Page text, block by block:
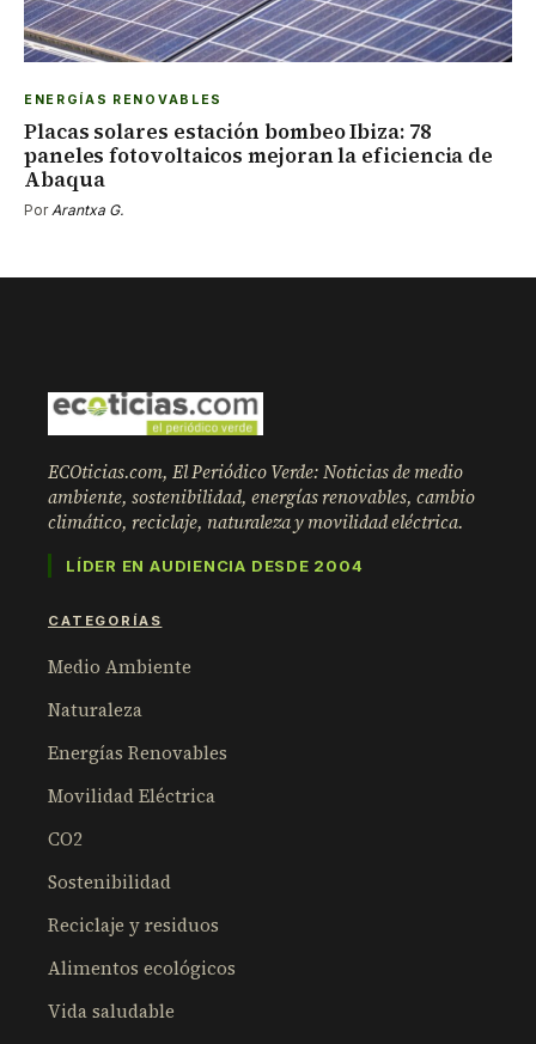
ENERGÍAS RENOVABLES
Placas solares estación bombeo Ibiza: 78
paneles fotovoltaicos mejoran la eficiencia de
Abaqua
PorArantxa G.
ECOticias.com, El Periódico Verde: Noticias de medio
ambiente, sostenibilidad, energías renovables, cambio
climático, reciclaje, naturaleza y movilidad eléctrica.
LÍDER EN AUDIENCIA DESDE 2004
CATEGORÍAS
Medio Ambiente
Naturaleza
Energías Renovables
Movilidad Eléctrica
CO2
Sostenibilidad
Reciclaje y residuos
Alimentos ecológicos
Vida saludable